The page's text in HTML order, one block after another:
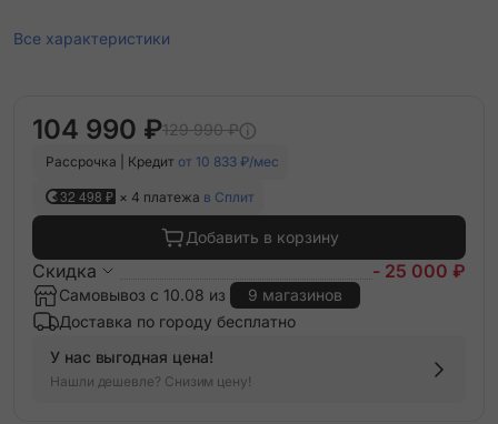
Все характеристики
104 990 ₽129 990 ₽
Рассрочка | Кредит от 10 833 ₽/мес
32 498 ₽ × 4 платежа в Сплит
Добавить в корзину
Скидка - 25 000 ₽
Самовывоз с 10.08 из
9 магазинов
Доставка по городу бесплатно
У нас выгодная цена!
Нашли дешевле? Снизим цену!